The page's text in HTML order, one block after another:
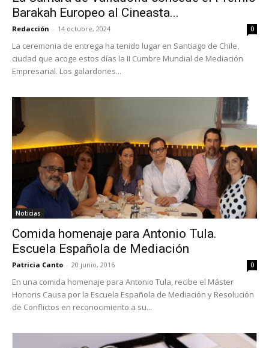
Barakah Europeo al Cineasta...
Redacción - 14 octubre, 2024 0
La ceremonia de entrega ha tenido lugar en Santiago de Chile,
ciudad que acoge estos días la II Cumbre Mundial de Mediación
Empresarial. Los galardones...
Noticias
Comida homenaje para Antonio Tula.
Escuela Española de Mediación
Patricia Canto - 20 junio, 2016 0
En una comida homenaje para Antonio Tula, recibe el Máster
Honoris Causa por la Escuela Española de Mediación y Resolución
de Conflictos en reconocimiento a su...